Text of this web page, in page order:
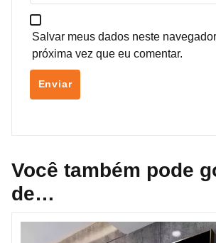
Salvar meus dados neste
próxima vez que eu comentar.
Você também pode
de…